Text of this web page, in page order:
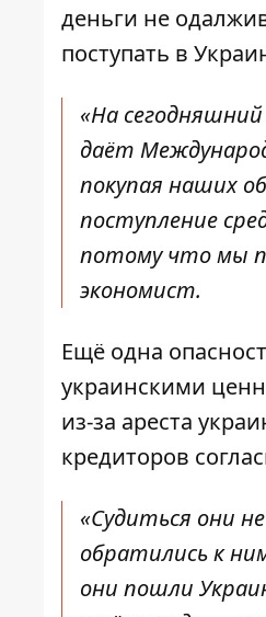
деньги не
поступать в
«На сегодняшний
даёт
покупая наших
поступление
потому что мы
экономист.
Ещё одна
украинскими
из-за ареста
кредиторов
«Судиться они
обратились к
они пошли